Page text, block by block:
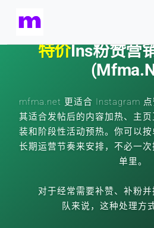
特价Ins粉赞营
mfma.net 更适合 Instagram 点
其适合发帖后的内容加热、主
装和阶段性活动预热。你可以
长期运营节奏来安排，不必一
单里。
对于经常需要补赞、补粉并
队来说，这种处理方